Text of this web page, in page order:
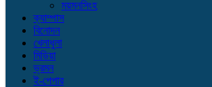
ময়মনসিংহ
ক্যাম্পাস
বিনোদন
খেলাধুলা
মিডিয়া
ভ্রমন
ই-পেপার